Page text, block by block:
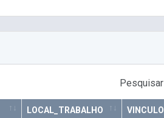
Pesquisar
LOCAL_TRABALHO VINCULO